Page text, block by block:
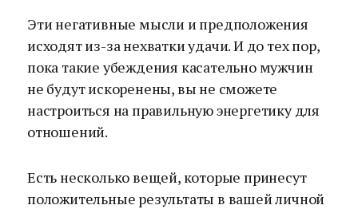
Эти негативные мысли и предположения
исходят из-за нехватки удачи. И до тех пор,
пока такие убеждения касательно мужчин
не будут искоренены, вы не сможете
настроиться на правильную энергетику для
отношений.
Есть несколько вещей, которые принесут
положительные результаты в вашей личной